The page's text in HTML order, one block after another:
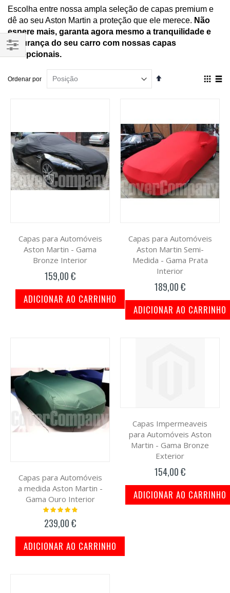
Escolha entre nossa ampla seleção de capas premium e
dê ao seu Aston Martin a proteção que ele merece. Não
espere mais, garanta agora mesmo a tranquilidade e
segurança do seu carro com nossas capas
excepcionais.
Ordenar por
Definir
Ver
Capas para Automóveis
Aston Martin - Gama
Bronze Interior
159,00 €
ADICIONAR AO CARRINHO
Capas para Automóveis
Aston Martin Semi-
Medida - Gama Prata
Interior
189,00 €
ADICIONAR AO CARRINHO
Capas para Automóveis
a medida Aston Martin -
Gama Ouro Interior
Classificação:
239,00 €
ADICIONAR AO CARRINHO
Capas Impermeaveis
para Automóveis Aston
Martin - Gama Bronze
Exterior
154,00 €
ADICIONAR AO CARRINHO
Filtrar